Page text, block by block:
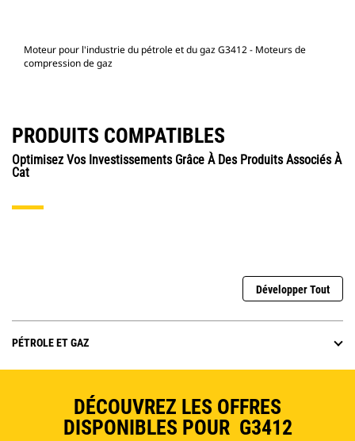
Moteur pour l'industrie du pétrole et du gaz G3412 - Moteurs de
compression de gaz
PRODUITS COMPATIBLES
Optimisez Vos Investissements Grâce À Des Produits Associés À
Cat
Développer Tout
PÉTROLE ET GAZ
DÉCOUVREZ LES OFFRES
DISPONIBLES POUR G3412